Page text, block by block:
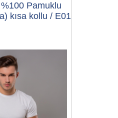
Pamuklu
kısa kollu / E01